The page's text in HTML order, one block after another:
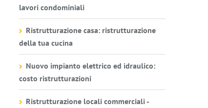
lavori condominiali
Ristrutturazione casa: ristrutturazione
della tua cucina
Nuovo impianto elettrico ed idraulico:
costo ristrutturazioni
Ristrutturazione locali commerciali -